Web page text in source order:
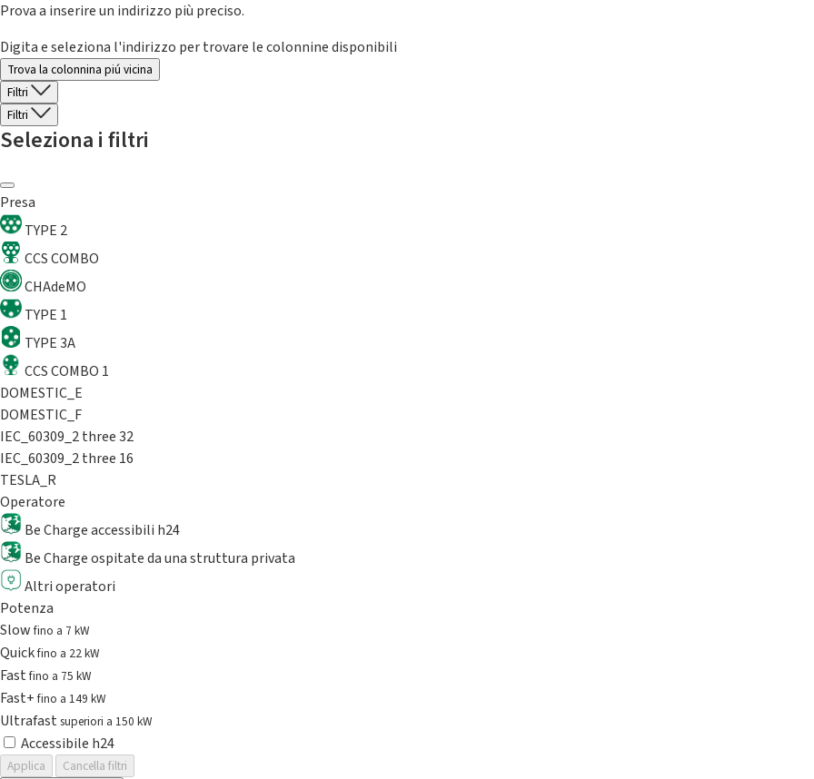
Prova a inserire un indirizzo più preciso.
Digita e seleziona l'indirizzo per trovare le colonnine disponibili
Trova la colonnina piú vicina
Filtri
Filtri
Seleziona i filtri
Presa
TYPE 2
CCS COMBO
CHAdeMO
TYPE 1
TYPE 3A
CCS COMBO 1
DOMESTIC_E
DOMESTIC_F
IEC_60309_2 three 32
IEC_60309_2 three 16
TESLA_R
Operatore
Be Charge accessibili h24
Be Charge ospitate da una struttura privata
Altri operatori
Potenza
Slowfino a 7 kW
Quickfino a 22 kW
Fastfino a 75 kW
Fast+fino a 149 kW
Ultrafast superiori a 150 kW
Accessibile h24
Applica
Cancella filtri